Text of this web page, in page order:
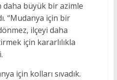
daha büyük bir azimle
“Mudanya için bir
ilçeyi daha
için kararlılıkla
için kolları sıvadık.